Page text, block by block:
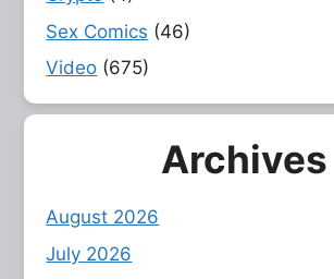
Sex Comics (46)
Video (675)
Archives
August 2026
July 2026